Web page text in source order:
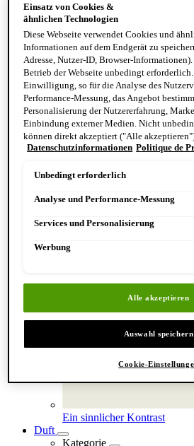
Hand & Körper
Kategorie
Handseife & Balsam
Seife am Stück
Reinigung & Peeling
Körperbalsame und
Mundpflege &
Alle Hand- und
Bemerkenswerte
Resurrection
Eleos Aromatique
Antithesis Intense
Entdecken Sie Hand &
Ein sinnlicher Kontrast
Duft
Kategorie
Einsatz von Cookies &
ähnlichen Technologien
Diese Webseite verwendet Cookies und
Informationen auf dem Endgerät zu
Adresse, Nutzer-ID, Browser-
Betrieb der Webseite unbedingt
Einwilligung, so für die Analyse des
Performance-Messung, das Angebot
Personalisierung der Nutzererfahrung,
Einbindung externer Medien. Nicht
können direkt akzeptiert ("Alle
Einwilligung fortfahren") werden.
speichern"). Die Auswahl kann jederzeit
Datenschutzinformationen.
Datenschutzinformationen Politique de
Unbedingt erforderlich
Analyse und Performance-Messung
Services und Personalisierung
Werbung
Alle akzeptieren
Auswahl speichern
Cookie-